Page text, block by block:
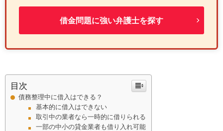
借金問題に強い弁護士を探す
目次
債務整理中に借入はできる？
基本的に借入はできない
取引中の業者なら一時的に借りられる
一部の中小の貸金業者も借り入れ可能